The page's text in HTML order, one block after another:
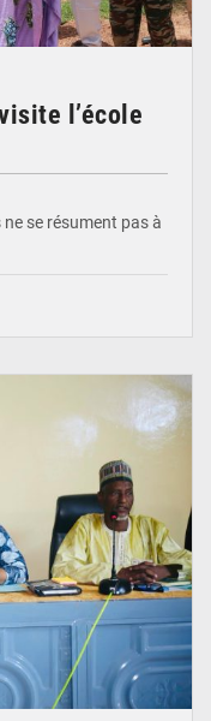
l’école
se résument pas à